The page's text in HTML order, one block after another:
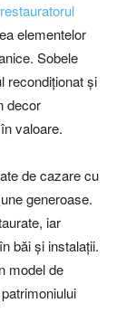
restauratorul
elementelor
Sobele
recondiționat și
decor
valoare.
de cazare cu
generoase.
iar
băi și instalații.
model de